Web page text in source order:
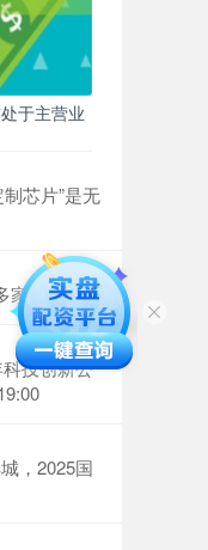
于主营业
芯片”是无
家车企跟进
技创新公
，2025国